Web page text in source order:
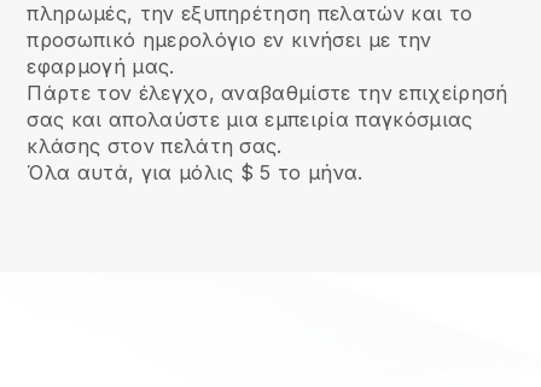
πληρωμές, την εξυπηρέτηση πελατών και το
προσωπικό ημερολόγιο εν κινήσει με την
εφαρμογή μας.
Πάρτε τον έλεγχο, αναβαθμίστε την επιχείρησή
σας και απολαύστε μια εμπειρία παγκόσμιας
κλάσης στον πελάτη σας.
Όλα αυτά, για μόλις $ 5 το μήνα.